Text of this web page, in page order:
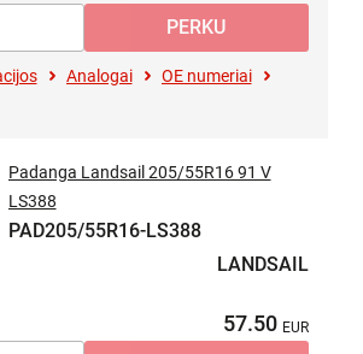
Analogai
OE numeriai
Padanga Landsail 205/55R16 91 V
LS388
PAD205/55R16-LS388
LANDSAIL
57.50